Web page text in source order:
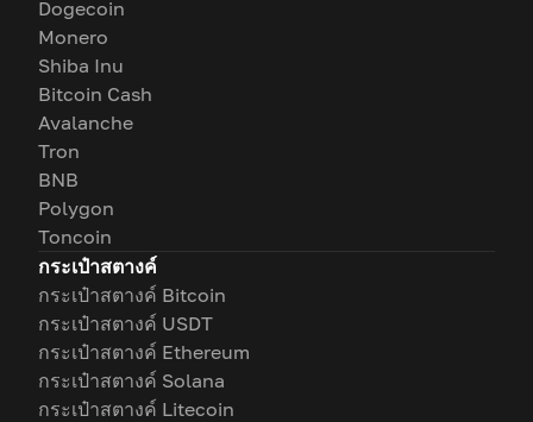
Dogecoin
Monero
Shiba Inu
Bitcoin Cash
Avalanche
Tron
BNB
Polygon
Toncoin
กระเป๋าสตางค์
กระเป๋าสตางค์ Bitcoin
กระเป๋าสตางค์ USDT
กระเป๋าสตางค์ Ethereum
กระเป๋าสตางค์ Solana
กระเป๋าสตางค์ Litecoin